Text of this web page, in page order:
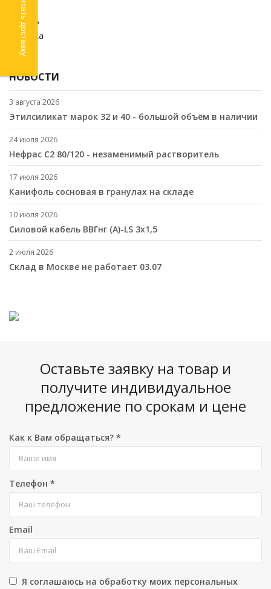
Химия
Кабель
Стройка
SALE
НОВОСТИ
3 августа 2026
Этилсиликат марок 32 и 40 - большой объём в наличии
24 июля 2026
Нефрас С2 80/120 - незаменимый растворитель
17 июля 2026
Канифоль сосновая в гранулах на складе
10 июля 2026
Cиловой кабель ВВГнг (A)-LS 3х1,5
2 июля 2026
Склад в Москве не работает 03.07
Оставьте заявку на товар и
получите индивидуальное
предложение по срокам и цене
Как к Вам обращаться? *
Телефон *
Email
Я соглашаюсь на обработку моих персональных